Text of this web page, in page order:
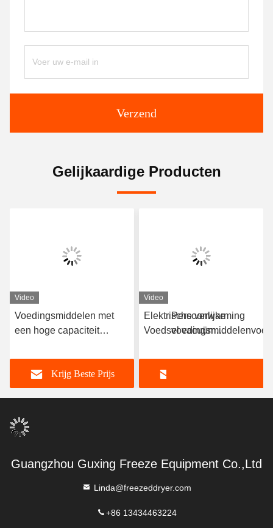
Verzend
Gelijkaardige Producten
Video
Voedingsmiddelen met
een hoge capaciteit
kg/batch Freeze Dry Fruit
MachineKrijg Beste Prijs
Video
Elektrische verwarming
Voedsel vacuüm
Persoonlijke
Guangzhou Guxing Freeze Equipment Co.,Ltd
Linda@freezeddryer.com
+86 13434463224